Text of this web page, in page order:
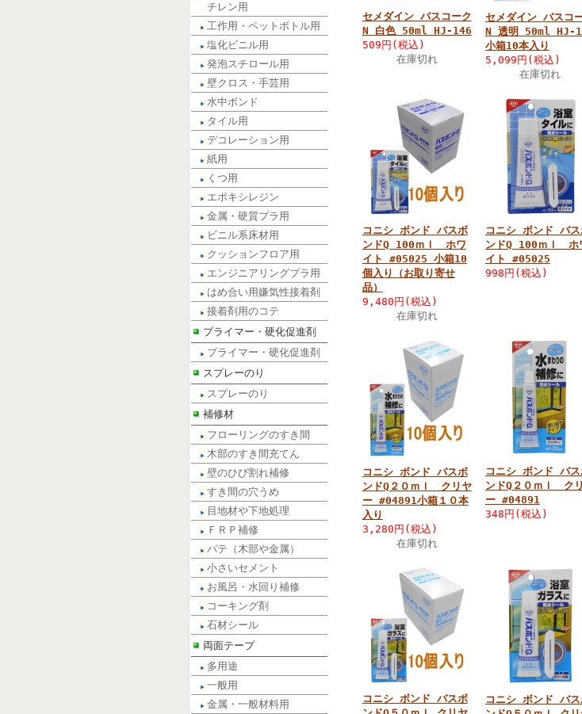
チレン用
工作用・ペットボトル用
塩化ビニル用
発泡スチロール用
壁クロス・手芸用
水中ボンド
タイル用
デコレーション用
紙用
くつ用
エポキシレジン
金属・硬質プラ用
ビニル系床材用
クッションフロア用
エンジニアリングプラ用
はめ合い用嫌気性接着剤
接着剤用のコテ
プライマー・硬化促進剤
プライマー・硬化促進剤
スプレーのり
スプレーのり
補修材
フローリングのすき間
木部のすき間充てん
壁のひび割れ補修
すき間の穴うめ
目地材や下地処理
ＦＲＰ補修
パテ（木部や金属）
小さいセメント
お風呂・水回り補修
コーキング剤
石材シール
両面テープ
多用途
一般用
金属・一般材料用
セメダイン バスコーク
N 白色 50ml HJ-146
509円(税込)
在庫切れ
セメダイン バスコ
N 透明 50ml HJ-
小箱10本入り
5,099円(税込)
在庫切れ
コニシ ボンド バスボ
ンドQ 100ｍｌ ホワ
イト #05025 小箱10
個入り（お取り寄せ
品）
9,480円(税込)
在庫切れ
コニシ ボンド バス
ンドQ 100ｍｌ ホ
イト #05025
998円(税込)
コニシ ボンド バスボ
ンドQ２０ｍｌ クリヤ
ー #04891小箱１０本
入り
3,280円(税込)
在庫切れ
コニシ ボンド バス
ンドQ２０ｍｌ ク
ー #04891
348円(税込)
コニシ ボンド バスボ
コニシ ボンド バス